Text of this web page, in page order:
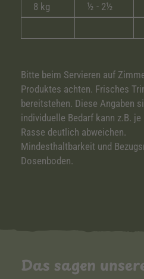
8 kg
½ - 2½
Bitte beim Servieren auf
Produktes achten. Frisches
bereitstehen. Diese Angaben
individuelle Bedarf kann z.B.
Rasse deutlich abweichen.
Mindesthaltbarkeit und
Dosenboden.
Das sagen